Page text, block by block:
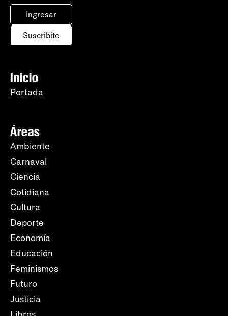
Ingresar
Suscribite
Inicio
Portada
Áreas
Ambiente
Carnaval
Ciencia
Cotidiana
Cultura
Deporte
Economía
Educación
Feminismos
Futuro
Justicia